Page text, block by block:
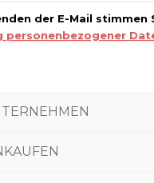
der E-Mail stimmen
personenbezogener